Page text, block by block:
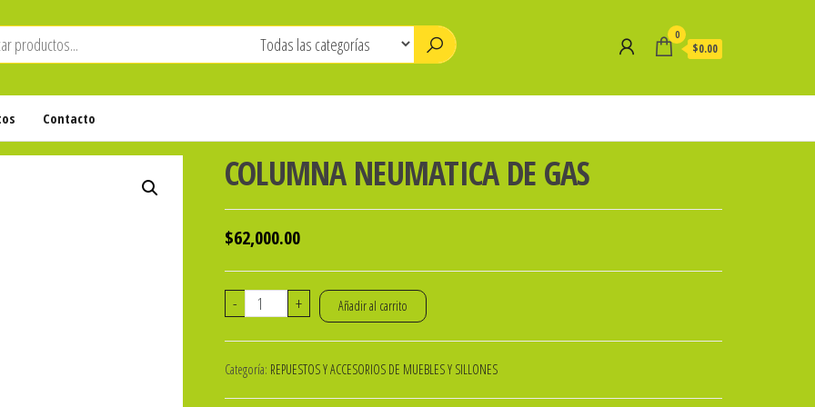
0
$0.00
Contacto
COLUMNA NEUMATICA DE GAS
$62,000.00
-
COLUMNA
NEUMATICA
GAS
+ Añadir al carrito
Categoría: REPUESTOS Y ACCESORIOS DE MUEBLES Y SILLONES